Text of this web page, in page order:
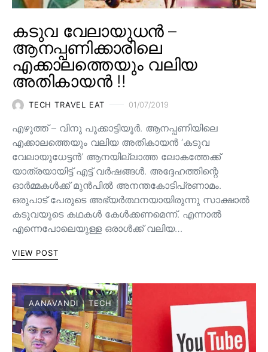
കടുവ വേലായുധൻ –
ആനപ്പണിക്കാരിലെ
എക്കാലത്തെയും വലിയ
അതികായൻ !!
TECH TRAVEL EAT 01/07/2019
എഴുത്ത് – വിനു പൂക്കാട്ടിയൂർ. ആനപ്പണിയിലെ
എക്കാലത്തെയും വലിയ അതികായൻ ‘കടുവ
വേലായുധേട്ടൻ’ ആനയില്ലാത്ത ലോകത്തേക്ക്
യാത്രയായിട്ട് എട്ട് വർഷങ്ങൾ. അദ്ദേഹത്തിന്റെ
ഓർമ്മകൾക്ക് മുൻപിൽ അനന്തകോടിപ്രണാമം.
ഒരുപാട് പേരുടെ അഭ്യർത്ഥനയായിരുന്നു സാക്ഷാൽ
കടുവയുടെ കഥകൾ കേൾക്കണമെന്ന്. എന്നാൽ
എന്നെപോലെയുള്ള ഒരാൾക്ക് വലിയ…
VIEW POST
AANAVANDI TECH